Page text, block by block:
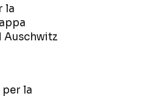
la
Auschwitz
per la